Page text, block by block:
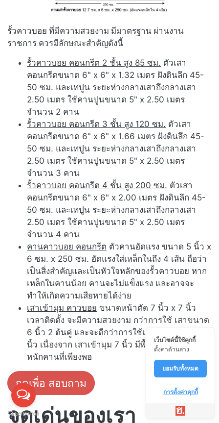
รั้วคาวบอย ที่มีความสวยงาม มีมาตรฐาน ผ่านงาน
ราชการ ควรมีลักษณะสำคัญดังนี้
รั้วคาวบอย คอนกรีต 2 ชั้น สูง 85 ซม. ตัวเสา
คอนกรีตขนาด 6" x 6" x 1.32 เมตร ฝังดินลึก 45-
50 ซม. และเทปูน ระยะห่างกลางเสาถึงกลางเสา
2.50 เมตร ใช้คานปูนขนาด 5" x 2.50 เมตร
จำนวน 2 คาน
รั้วคาวบอย คอนกรีต 3 ชั้น สูง 120 ซม. ตัวเสา
คอนกรีตขนาด 6" x 6" x 1.66 เมตร ฝังดินลึก 45-
50 ซม. และเทปูน ระยะห่างกลางเสาถึงกลางเสา
2.50 เมตร ใช้คานปูนขนาด 5" x 2.50 เมตร
จำนวน 3 คาน
รั้วคาวบอย คอนกรีต 4 ชั้น สูง 200 ซม. ตัวเสา
คอนกรีตขนาด 6" x 6" x 2.00 เมตร ฝังดินลึก 45-
50 ซม. และเทปูน ระยะห่างกลางเสาถึงกลางเสา
2.50 เมตร ใช้คานปูนขนาด 5" x 2.50 เมตร
จำนวน 4 คาน
คานคาวบอย คอนกรีต ตัวคานอัดแรง ขนาด 5 นิ้ว x
6 ซม. x 250 ซม. อัดแรงใส่เหล็กในถึง 4 เส้น ถือว่า
เป็นสิ่งสำคัญและเป็นหัวใจหลักของรั้วคาวบอย หาก
เหล็กในคานน้อย คานจะไม่แข็งแรง และอาจจะ
ทำให้เกิดความเสียหายได้ง่าย
เสาเข้ามุม คาวบอย ขนาดหน้าตัด 7 นิ้ว x 7 นิ้ว
เวลาติดตั้ง จะมีความสวยงาม กว่าการใช้ เสาขนาด
6 นิ้ว 2 ต้นคู่ และจะดีกว่าการใช้เสาเข้ามุม ขนาด 6
นิ้ว เนื่องจาก เสาเข้ามุม 7 นิ้ว มีพื้นที่ในการรับน้ำ
หนักคานที่เพียงพอ
กดเพื่อ สอบถาม
จุดเด่นของเรา
เว็บไซต์นี้ใช้คุกกี้
ตั้งค่าด้านล่าง
ยอมรับทั้งหมด
การตั้งค่าคุกกี้